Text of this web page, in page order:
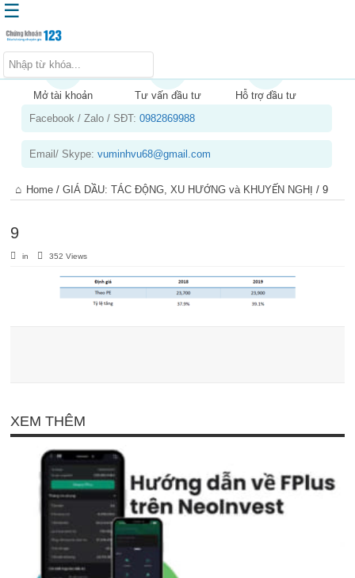
Trang chủ
Kiến thức chứng khoán
Kinh nghiệm đầu tư
Sản phẩm – dịch vụ
Chứng khoán phái sinh
☰
Mở tài khoản Tư vấn đầu tư
Hỗ trợ đầu tư
Facebook / Zalo / SĐT:0982869988
Email/ Skype:vuminhvu68@gmail.com
Home /GIÁ DẦU: TÁC ĐỘNG, XU HƯỚNG và KHUYẾN NGHỊ /9
9
in 352 Views
XEM THÊM